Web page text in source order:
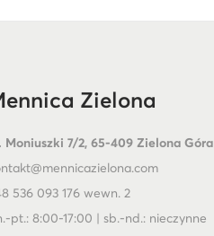
Zielona
Moniuszki 7/2, 65-409 Zielona Góra
536 093 176 wewn. 2
pt.: 8:00-17:00 | sb.-nd.: nieczynne